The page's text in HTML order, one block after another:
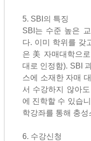
5. SBI의 특징
SBI는 수준 높은
다. 이미 학위를 갖
은 美 자매대학으
대로 인정함). SBI
스에 소재한 자매
서 수강하지 않아
에 진학할 수 있습
학강좌를 통해 충
6. 수강신청